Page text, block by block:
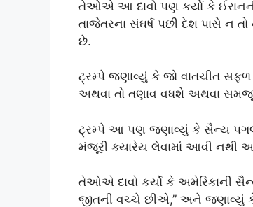
તેઓએ આ દાવો પણ કર્યો કે
તાજેતરના સંઘર્ષ પછી દેશ પાસે ન તો
છે.
ટ્રમ્પે જણાવ્યું કે જો વાતચીત
અથવા તો તણાવ વધશે અથવા
ટ્રમ્પે આ પણ જણાવ્યું કે સૈન્ય
મંજૂરી ક્યારેય લેવામાં આવી નથી
તેઓએ દાવો કર્યો કે અમેરિકાની
જીતની વચ્ચે છીએ,” અને જણાવ્યું